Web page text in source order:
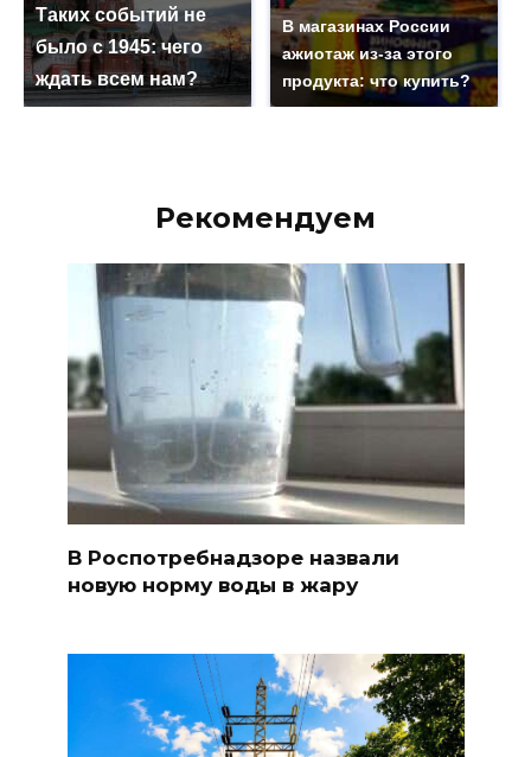
Таких событий не
было с 1945: чего
ждать всем нам?
В магазинах России
ажиотаж из-за этого
продукта: что купить?
Рекомендуем
В Роспотребнадзоре назвали
новую норму воды в жару